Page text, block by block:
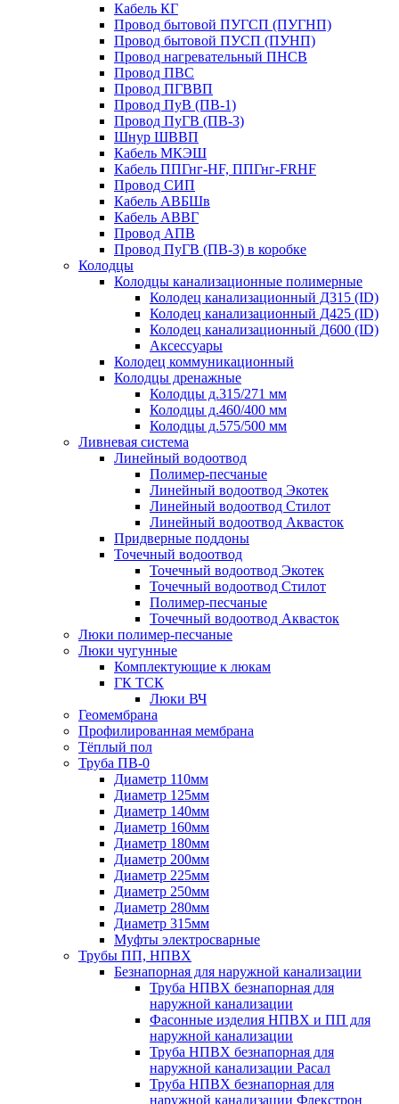
Кабель КГ
Провод бытовой ПУГСП (ПУГНП)
Провод бытовой ПУСП (ПУНП)
Провод нагревательный ПНСВ
Провод ПВС
Провод ПГВВП
Провод ПуВ (ПВ-1)
Провод ПуГВ (ПВ-3)
Шнур ШВВП
Кабель МКЭШ
Кабель ППГнг-HF, ППГнг-FRHF
Провод СИП
Кабель АВБШв
Кабель АВВГ
Провод АПВ
Провод ПуГВ (ПВ-3) в коробке
Колодцы
Колодцы канализационные полимерные
Колодец канализационный Д315 (ID)
Колодец канализационный Д425 (ID)
Колодец канализационный Д600 (ID)
Аксессуары
Колодец коммуникационный
Колодцы дренажные
Колодцы д.315/271 мм
Колодцы д.460/400 мм
Колодцы д.575/500 мм
Ливневая система
Линейный водоотвод
Полимер-песчаные
Линейный водоотвод Экотек
Линейный водоотвод Стилот
Линейный водоотвод Аквасток
Придверные поддоны
Точечный водоотвод
Точечный водоотвод Экотек
Точечный водоотвод Стилот
Полимер-песчаные
Точечный водоотвод Аквасток
Люки полимер-песчаные
Люки чугунные
Комплектующие к люкам
ГК ТСК
Люки ВЧ
Геомембрана
Профилированная мембрана
Тёплый пол
Труба ПВ-0
Диаметр 110мм
Диаметр 125мм
Диаметр 140мм
Диаметр 160мм
Диаметр 180мм
Диаметр 200мм
Диаметр 225мм
Диаметр 250мм
Диаметр 280мм
Диаметр 315мм
Муфты электросварные
Трубы ПП, НПВХ
Безнапорная для наружной канализации
Труба НПВХ безнапорная для
наружной канализации
Фасонные изделия НПВХ и ПП для
наружной канализации
Труба НПВХ безнапорная для
наружной канализации Расал
Труба НПВХ безнапорная для
наружной канализации Флекстрон